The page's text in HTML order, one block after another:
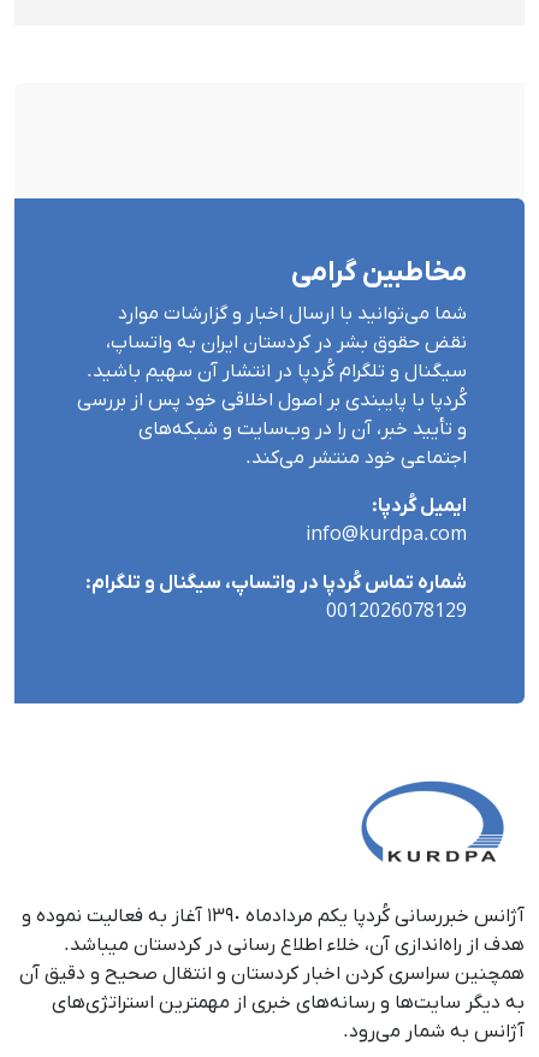
مخاطبین گرامی
شما می‌توانید با ارسال اخبار و گزارشات موارد
نقض حقوق بشر در کردستان ایران بە واتساپ،
سیگنال و تلگرام کُردپا در انتشار آن سهیم باشید.
کُردپا با پایبندی بر اصول اخلاقی خود پس از بررسی
و تأیید خبر، آن را در وب‌سایت و شبکه‌های
اجتماعی خود منتشر می‌کند.
ایمیل کُردپا:
info@kurdpa.com
شماره تماس کُردپا در واتساپ، سیگنال و تلگرام:
0012026078129
آژانس خبررسانی کُردپا یکم مردادماه ١٣٩٠ آغاز به فعالیت نموده و
هدف از راه‌اندازی آن، خلاء اطلاع رسانی در کردستان می‎باشد.
همچنین سراسری کردن اخبار کردستان و انتقال صحیح و دقیق آن
به دیگر سایت‌ها و رسانه‌های خبری از مهمترین استراتژی‌های
آژانس به شمار می‌رود.